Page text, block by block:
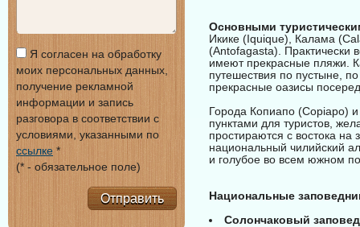
Основными
Икике (Iquique), Калама
(Antofagasta). Практически
имеют прекрасные пляжи.
путешествия по пустыне,
прекрасные оазисы
Города Копиапо (Copiapo)
пунктами для туристов,
простираются с востока на
национальный чилийский
и голубое во всем южном
Национальные
Солончаковый
Я согласен на обработку
моих персональных данных,
получение рекламной
информации и запись
разговора в соответствии с
условиями, указанными по
ссылке *
(* - обязательное поле)
Отправить